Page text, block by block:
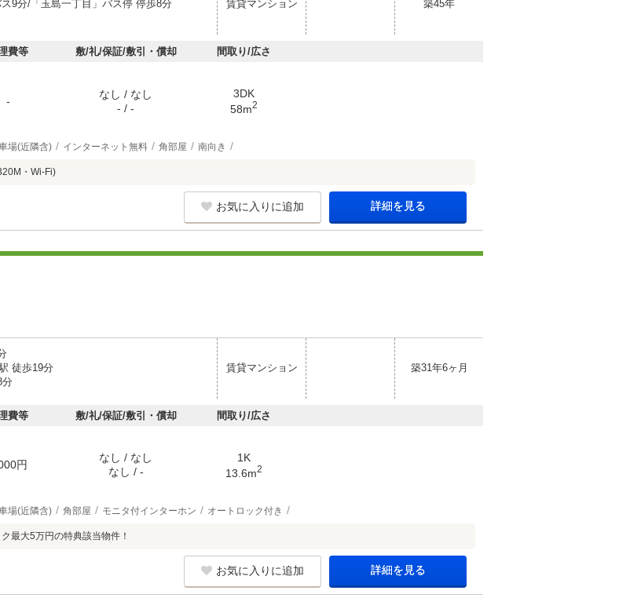
9分/「玉島一丁目」バス停 停歩8分 賃貸マンション 築45年
費等 敷/礼/保証/敷引・償却 間取り/広さ
-
なし / なし
- / -
3DK
58m2
場(近隣含) インターネット無料 角部屋 南向き
・Wi-Fi)
お気に入りに追加 詳細を見る
徒歩19分
賃貸マンション 築31年6ヶ月
費等 敷/礼/保証/敷引・償却 間取り/広さ
円
なし / なし
なし / -
1K
13.6m2
場(近隣含) 角部屋 モニタ付インターホン オートロック付き
最大5万円の特典該当物件！
お気に入りに追加 詳細を見る